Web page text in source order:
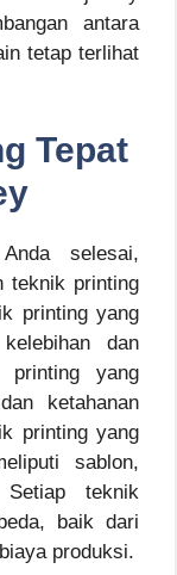
antara
tetap terlihat
Tepat
selesai,
teknik printing
printing yang
dan
printing yang
ketahanan
printing yang
sablon,
teknik
baik dari
produksi.